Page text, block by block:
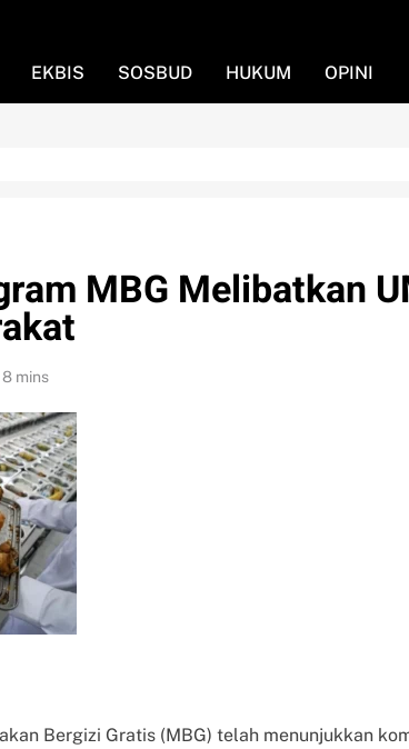
EKBIS SOSBUD HUKUM OPINI
MBG Melibatkan
8 mins
Bergizi Gratis (MBG) telah menunjukkan